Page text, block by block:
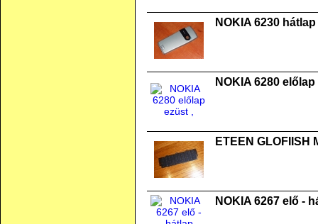
NOKIA 6230
NOKIA 6280
ETEEN
NOKIA 6267 elő -